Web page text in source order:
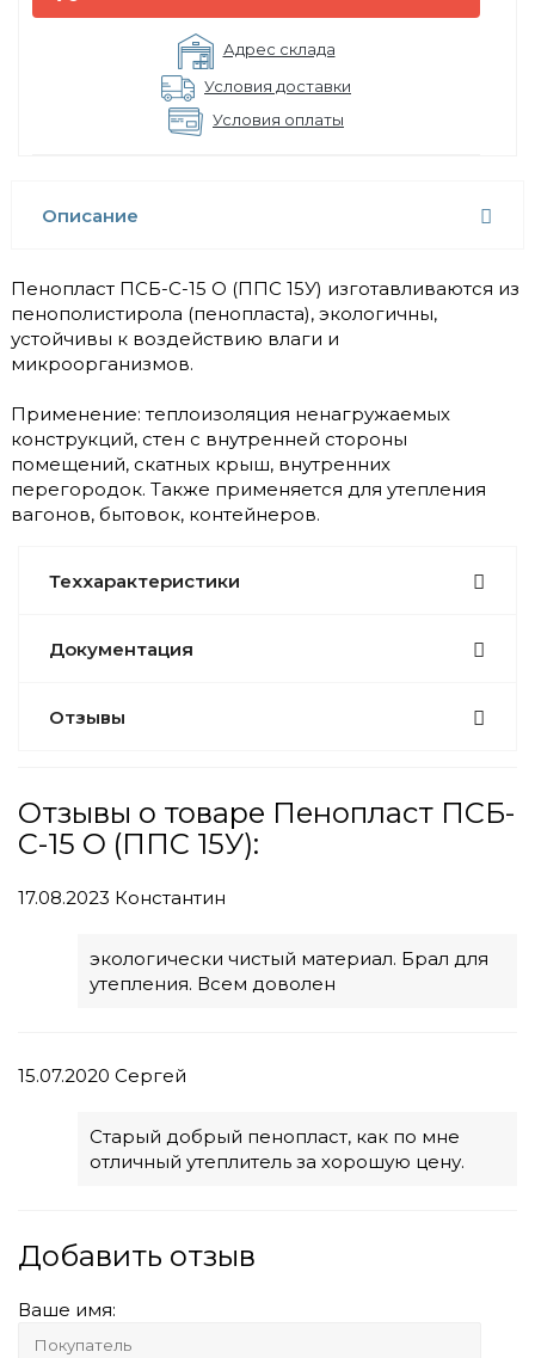
Адрес склада
Условия доставки
Условия оплаты
Описание
Пенопласт ПСБ-С-15 О (ППС 15У) изготавливаются из
пенополистирола (пенопласта), экологичны,
устойчивы к воздействию влаги и
микроорганизмов.
Применение: теплоизоляция ненагружаемых
конструкций, стен с внутренней стороны
помещений, скатных крыш, внутренних
перегородок. Также применяется для утепления
вагонов, бытовок, контейнеров.
Теххарактеристики
Документация
Отзывы
Отзывы о товаре Пенопласт ПСБ-
С-15 О (ППС 15У):
17.08.2023 Константин
экологически чистый материал. Брал для
утепления. Всем доволен
15.07.2020 Сергей
Старый добрый пенопласт, как по мне
отличный утеплитель за хорошую цену.
Добавить отзыв
Ваше имя: